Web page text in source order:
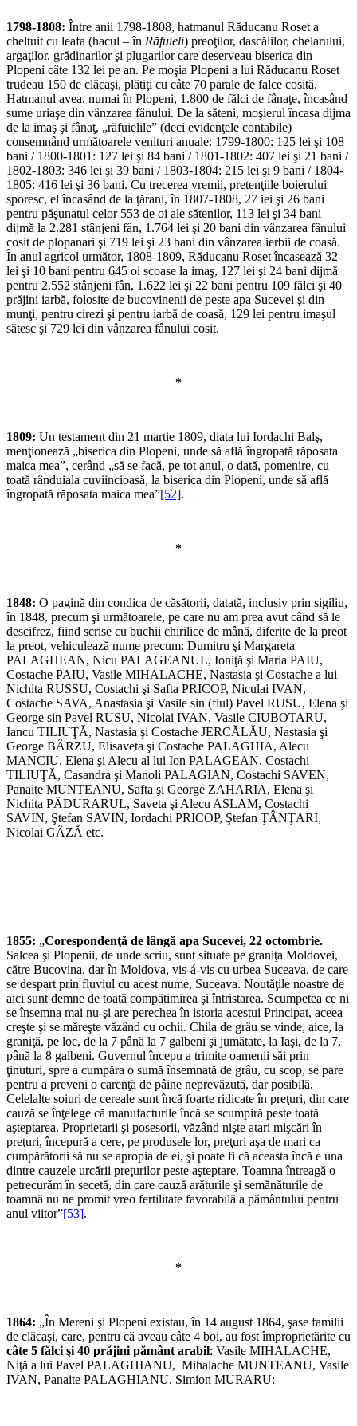
1798-1808: Între anii 1798-1808, hatmanul Răducanu Roset a
cheltuit cu leafa (hacul – în Răfuieli) preoţilor, dascălilor, chelarului,
argaţilor, grădinarilor şi plugarilor care deserveau biserica din
Plopeni câte 132 lei pe an. Pe moşia Plopeni a lui Răducanu Roset
trudeau 150 de clăcaşi, plătiţi cu câte 70 parale de falce cosită.
Hatmanul avea, numai în Plopeni, 1.800 de fălci de fânaţe, încasând
sume uriaşe din vânzarea fânului. De la săteni, moşierul încasa dijma
de la imaş şi fânaţ, „răfuielile” (deci evidenţele contabile)
consemnând următoarele venituri anuale: 1799-1800: 125 lei şi 108
bani / 1800-1801: 127 lei şi 84 bani / 1801-1802: 407 lei şi 21 bani /
1802-1803: 346 lei şi 39 bani / 1803-1804: 215 lei şi 9 bani / 1804-
1805: 416 lei şi 36 bani. Cu trecerea vremii, pretenţiile boierului
sporesc, el încasând de la ţărani, în 1807-1808, 27 iei şi 26 bani
pentru păşunatul celor 553 de oi ale sătenilor, 113 lei şi 34 bani
dijmă la 2.281 stânjeni fân, 1.764 lei şi 20 bani din vânzarea fânului
cosit de plopanari şi 719 lei şi 23 bani din vânzarea ierbii de coasă.
În anul agricol următor, 1808-1809, Răducanu Roset încasează 32
lei şi 10 bani pentru 645 oi scoase la imaş, 127 lei şi 24 bani dijmă
pentru 2.552 stânjeni fân, 1.622 lei şi 22 bani pentru 109 fălci şi 40
prăjini iarbă, folosite de bucovinenii de peste apa Sucevei şi din
munţi, pentru cirezi şi pentru iarbă de coasă, 129 lei pentru imaşul
sătesc şi 729 lei din vânzarea fânului cosit.
*
1809: Un testament din 21 martie 1809, diata lui Iordachi Balş,
menţionează „biserica din Plopeni, unde să află îngropată răposata
maica mea”, cerând „să se facă, pe tot anul, o dată, pomenire, cu
toată rânduiala cuviincioasă, la biserica din Plopeni, unde să află
îngropată răposata maica mea”[52].
*
1848: O pagină din condica de căsătorii, datată, inclusiv prin sigiliu,
în 1848, precum şi următoarele, pe care nu am prea avut când să le
descifrez, fiind scrise cu buchii chirilice de mână, diferite de la preot
la preot, vehiculează nume precum: Dumitru şi Margareta
PALAGHEAN, Nicu PALAGEANUL, Ioniţă şi Maria PAIU,
Costache PAIU, Vasile MIHALACHE, Nastasia şi Costache a lui
Nichita RUSSU, Costachi şi Safta PRICOP, Niculai IVAN,
Costache SAVA, Anastasia şi Vasile sin (fiul) Pavel RUSU, Elena şi
George sin Pavel RUSU, Nicolai IVAN, Vasile CIUBOTARU,
Iancu TILIUŢĂ, Nastasia şi Costache JERCĂLĂU, Nastasia şi
George BÂRZU, Elisaveta şi Costache PALAGHIA, Alecu
MANCIU, Elena şi Alecu al lui Ion PALAGEAN, Costachi
TILIUŢĂ, Casandra şi Manoli PALAGIAN, Costachi SAVEN,
Panaite MUNTEANU, Safta şi George ZAHARIA, Elena şi
Nichita PĂDURARUL, Saveta şi Alecu ASLAM, Costachi
SAVIN, Ştefan SAVIN, Iordachi PRICOP, Ştefan ŢÂNŢARI,
Nicolai GÂZĂ etc.
1855: „Corespondenţă de lângă apa Sucevei, 22 octombrie.
Salcea şi Plopenii, de unde scriu, sunt situate pe graniţa Moldovei,
către Bucovina, dar în Moldova, vis-á-vis cu urbea Suceava, de care
se despart prin fluviul cu acest nume, Suceava. Noutăţile noastre de
aici sunt demne de toată compătimirea şi întristarea. Scumpetea ce ni
se însemna mai nu-şi are perechea în istoria acestui Principat, aceea
creşte şi se măreşte văzând cu ochii. Chila de grâu se vinde, aice, la
graniţă, pe loc, de la 7 până la 7 galbeni şi jumătate, la Iaşi, de la 7,
până la 8 galbeni. Guvernul începu a trimite oamenii săi prin
ţinuturi, spre a cumpăra o sumă însemnată de grâu, cu scop, se pare
pentru a preveni o carenţă de pâine neprevăzută, dar posibilă.
Celelalte soiuri de cereale sunt încă foarte ridicate în preţuri, din care
cauză se înţelege că manufacturile încă se scumpiră peste toată
aşteptarea. Proprietarii şi posesorii, văzând nişte atari mişcări în
preţuri, începură a cere, pe produsele lor, preţuri aşa de mari ca
cumpărătorii să nu se apropia de ei, şi poate fi că aceasta încă e una
dintre cauzele urcării preţurilor peste aşteptare. Toamna întreagă o
petrecurăm în secetă, din care cauză arăturile şi semănăturile de
toamnă nu ne promit vreo fertilitate favorabilă a pământului pentru
anul viitor”[53].
*
1864: „În Mereni şi Plopeni existau, în 14 august 1864, şase familii
de clăcaşi, care, pentru că aveau câte 4 boi, au fost împroprietărite cu
câte 5 fălci şi 40 prăjini pământ arabil: Vasile MIHALACHE,
Niţă a lui Pavel PALAGHIANU, Mihalache MUNTEANU, Vasile
IVAN, Panaite PALAGHIANU, Simion MURARU: